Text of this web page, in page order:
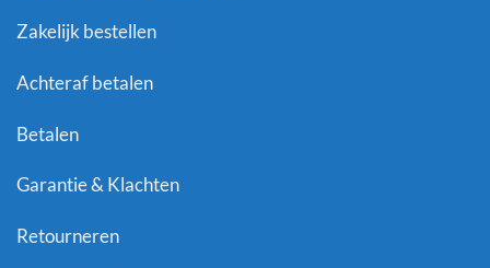
Zakelijk bestellen
Achteraf betalen
Betalen
Garantie & Klachten
Retourneren